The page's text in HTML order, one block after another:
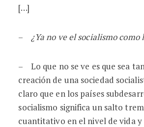
[…]
– ¿Ya no ve el socialismo como
– Lo que no se ve es que sea
creación de una sociedad
claro que en los países
socialismo significa un salto
cuantitativo en el nivel de vida y